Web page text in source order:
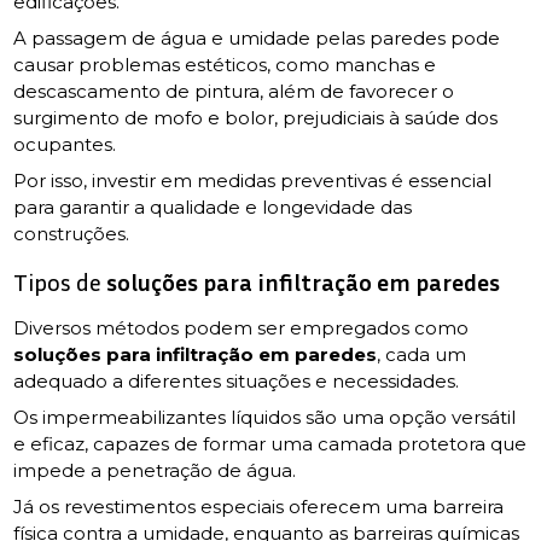
A passagem de água e umidade pelas paredes pode
causar problemas estéticos, como manchas e
descascamento de pintura, além de favorecer o
surgimento de mofo e bolor, prejudiciais à saúde dos
ocupantes.
Por isso, investir em medidas preventivas é essencial
para garantir a qualidade e longevidade das
construções.
Tipos de soluções para infiltração em paredes
Diversos métodos podem ser empregados como
soluções para infiltração em paredes, cada um
adequado a diferentes situações e necessidades.
Os impermeabilizantes líquidos são uma opção versátil
e eficaz, capazes de formar uma camada protetora que
impede a penetração de água.
Já os revestimentos especiais oferecem uma barreira
física contra a umidade, enquanto as barreiras químicas